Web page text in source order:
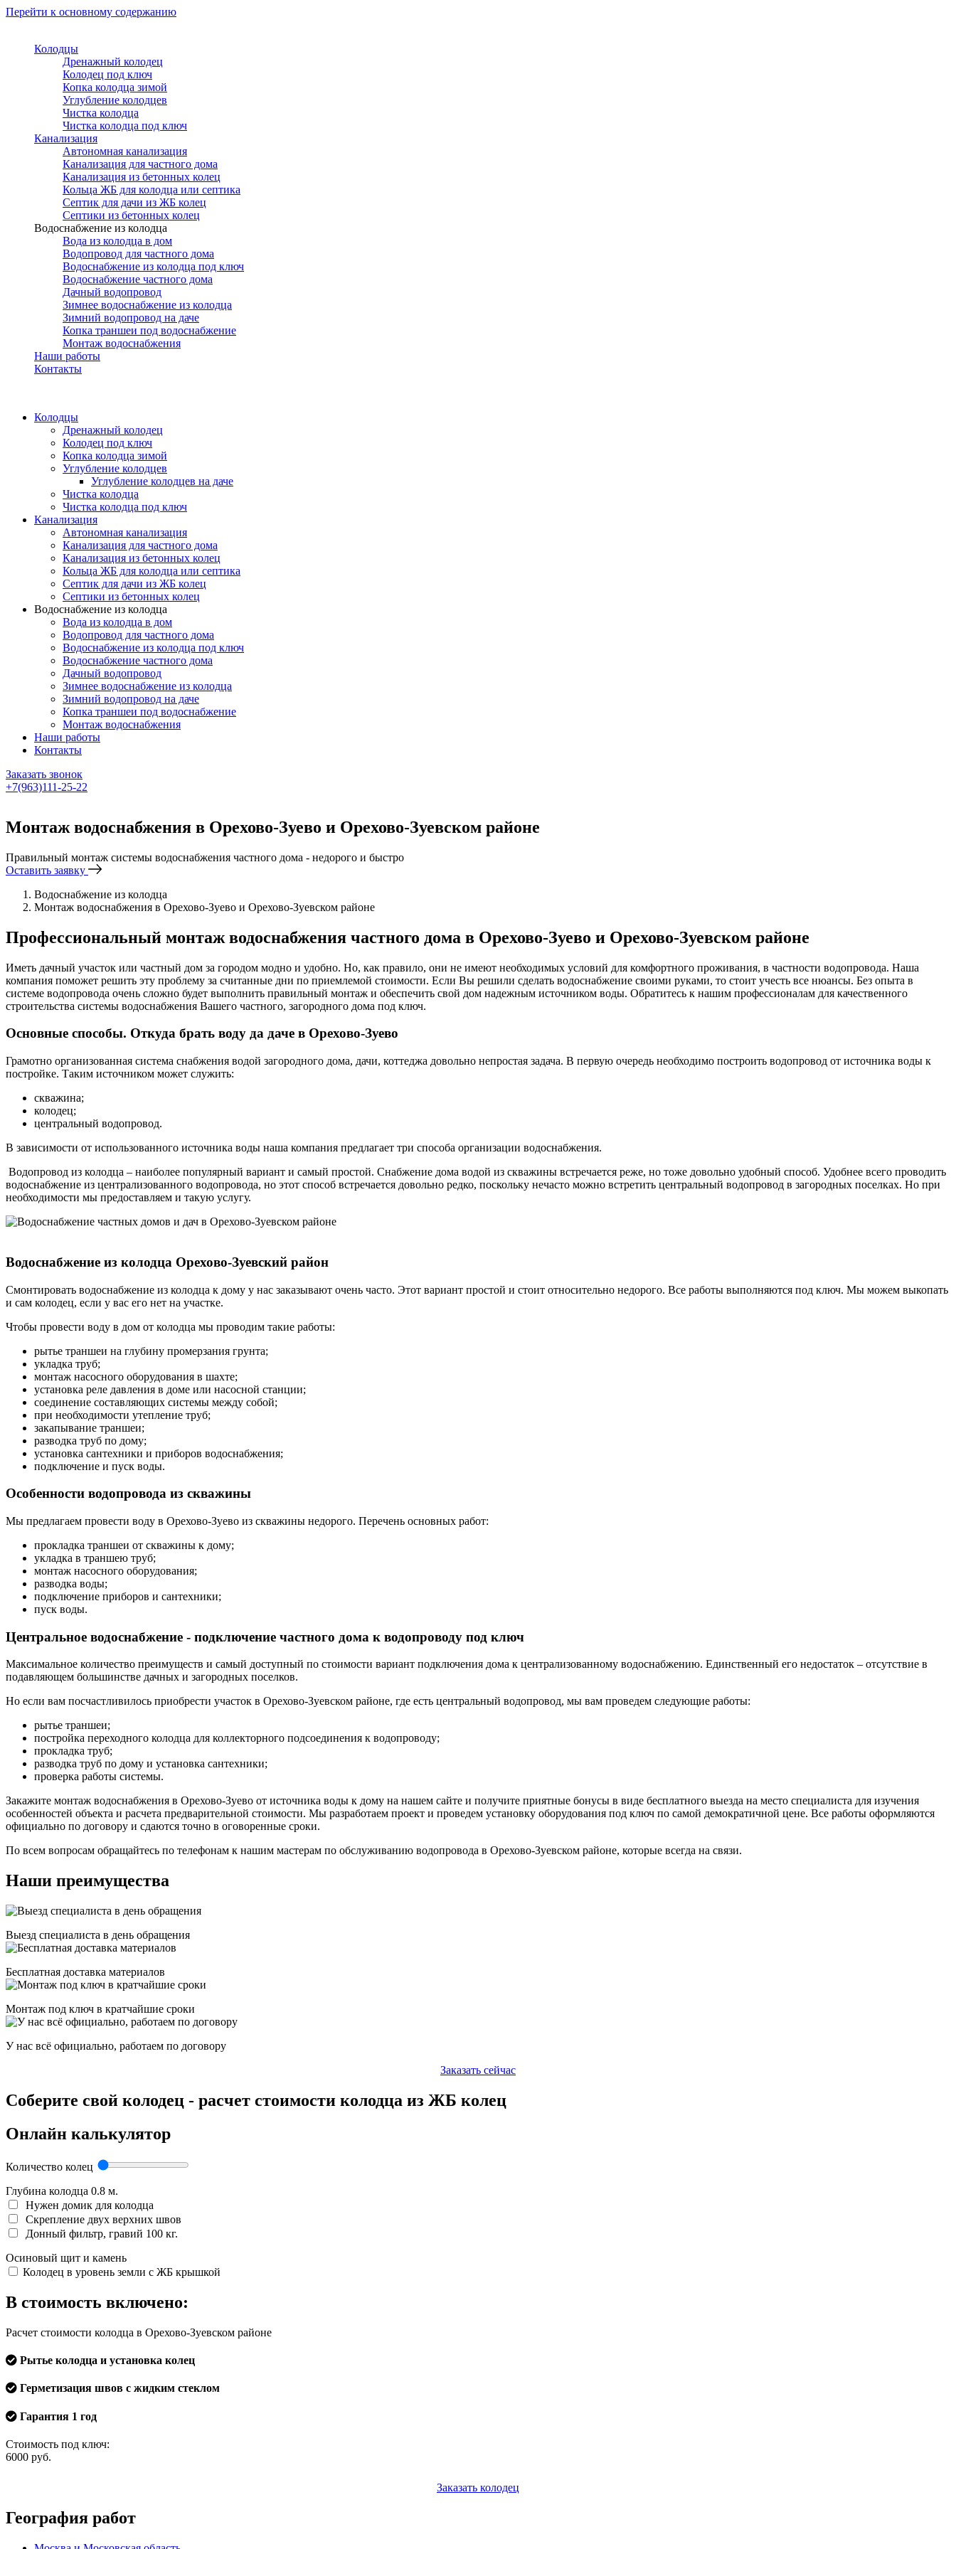
Перейти к основному содержанию
Колодцы
Дренажный колодец
Колодец под ключ
Копка колодца зимой
Углубление колодцев
Чистка колодца
Чистка колодца под ключ
Канализация
Автономная канализация
Канализация для частного дома
Канализация из бетонных колец
Кольца ЖБ для колодца или септика
Септик для дачи из ЖБ колец
Септики из бетонных колец
Водоснабжение из колодца
Вода из колодца в дом
Водопровод для частного дома
Водоснабжение из колодца под ключ
Водоснабжение частного дома
Дачный водопровод
Зимнее водоснабжение из колодца
Зимний водопровод на даче
Копка траншеи под водоснабжение
Монтаж водоснабжения
Наши работы
Контакты
Колодцы
Дренажный колодец
Колодец под ключ
Копка колодца зимой
Углубление колодцев
Углубление колодцев на даче
Чистка колодца
Чистка колодца под ключ
Канализация
Автономная канализация
Канализация для частного дома
Канализация из бетонных колец
Кольца ЖБ для колодца или септика
Септик для дачи из ЖБ колец
Септики из бетонных колец
Водоснабжение из колодца
Вода из колодца в дом
Водопровод для частного дома
Водоснабжение из колодца под ключ
Водоснабжение частного дома
Дачный водопровод
Зимнее водоснабжение из колодца
Зимний водопровод на даче
Копка траншеи под водоснабжение
Монтаж водоснабжения
Наши работы
Контакты
Заказать звонок
+7(963)111-25-22
Монтаж водоснабжения в Орехово-Зуево и Орехово-Зуевском районе
Правильный монтаж системы водоснабжения частного дома - недорого и быстро
Оставить заявку
Водоснабжение из колодца
Монтаж водоснабжения в Орехово-Зуево и Орехово-Зуевском районе
Профессиональный монтаж водоснабжения частного дома в Орехово-Зуево и Орехово-Зуевском районе
Иметь дачный участок или частный дом за городом модно и удобно. Но, как правило, они не имеют необходимых условий для комфортного проживания, в частности водопровода. Наша
компания поможет решить эту проблему за считанные дни по приемлемой стоимости. Если Вы решили сделать водоснабжение своими руками, то стоит учесть все нюансы. Без опыта в
системе водопровода очень сложно будет выполнить правильный монтаж и обеспечить свой дом надежным источником воды. Обратитесь к нашим профессионалам для качественного
строительства системы водоснабжения Вашего частного, загородного дома под ключ.
Основные способы. Откуда брать воду да даче в Орехово-Зуево
Грамотно организованная система снабжения водой загородного дома, дачи, коттеджа довольно непростая задача. В первую очередь необходимо построить водопровод от источника воды к
постройке. Таким источником может служить:
скважина;
колодец;
центральный водопровод.
В зависимости от использованного источника воды наша компания предлагает три способа организации водоснабжения.
Водопровод из колодца – наиболее популярный вариант и самый простой. Снабжение дома водой из скважины встречается реже, но тоже довольно удобный способ. Удобнее всего проводить
водоснабжение из централизованного водопровода, но этот способ встречается довольно редко, поскольку нечасто можно встретить центральный водопровод в загородных поселках. Но при
необходимости мы предоставляем и такую услугу.
Водоснабжение из колодца Орехово-Зуевский район
Смонтировать водоснабжение из колодца к дому у нас заказывают очень часто. Этот вариант простой и стоит относительно недорого. Все работы выполняются под ключ. Мы можем выкопать
и сам колодец, если у вас его нет на участке.
Чтобы провести воду в дом от колодца мы проводим такие работы:
рытье траншеи на глубину промерзания грунта;
укладка труб;
монтаж насосного оборудования в шахте;
установка реле давления в доме или насосной станции;
соединение составляющих системы между собой;
при необходимости утепление труб;
закапывание траншеи;
разводка труб по дому;
установка сантехники и приборов водоснабжения;
подключение и пуск воды.
Особенности водопровода из скважины
Мы предлагаем провести воду в Орехово-Зуево из скважины недорого. Перечень основных работ:
прокладка траншеи от скважины к дому;
укладка в траншею труб;
монтаж насосного оборудования;
разводка воды;
подключение приборов и сантехники;
пуск воды.
Центральное водоснабжение - подключение частного дома к водопроводу под ключ
Максимальное количество преимуществ и самый доступный по стоимости вариант подключения дома к централизованному водоснабжению. Единственный его недостаток – отсутствие в
подавляющем большинстве дачных и загородных поселков.
Но если вам посчастливилось приобрести участок в Орехово-Зуевском районе, где есть центральный водопровод, мы вам проведем следующие работы:
рытье траншеи;
постройка переходного колодца для коллекторного подсоединения к водопроводу;
прокладка труб;
разводка труб по дому и установка сантехники;
проверка работы системы.
Закажите монтаж водоснабжения в Орехово-Зуево от источника воды к дому на нашем сайте и получите приятные бонусы в виде бесплатного выезда на место специалиста для изучения
особенностей объекта и расчета предварительной стоимости. Мы разработаем проект и проведем установку оборудования под ключ по самой демократичной цене. Все работы оформляются
официально по договору и сдаются точно в оговоренные сроки.
По всем вопросам обращайтесь по телефонам к нашим мастерам по обслуживанию водопровода в Орехово-Зуевском районе, которые всегда на связи.
Наши преимущества
Выезд специалиста в день обращения
Бесплатная доставка материалов
Монтаж под ключ в кратчайшие сроки
У нас всё официально, работаем по договору
Заказать сейчас
Соберите свой колодец - расчет стоимости колодца из ЖБ колец
Онлайн калькулятор
Количество колец
Глубина колодца 0.8 м.
Нужен домик для колодца
Скрепление двух верхних швов
Донный фильтр, гравий 100 кг.
Осиновый щит и камень
Колодец в уровень земли с ЖБ крышкой
В стоимость включено:
Расчет стоимости колодца в Орехово-Зуевском районе
Рытье колодца и установка колец
Герметизация швов с жидким стеклом
Гарантия 1 год
Стоимость под ключ:
6000 руб.
Заказать колодец
География работ